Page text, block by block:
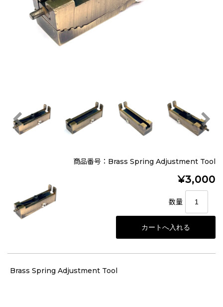
商品番号：Brass Spring Adjustment Tool
¥3,000
数量
Brass Spring Adjustment Tool